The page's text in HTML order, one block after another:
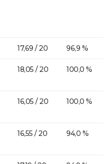
17,69 / 20 96,9 %
18,05 / 20 100,0 %
16,05 / 20 100,0 %
16,55 / 20 94,0 %